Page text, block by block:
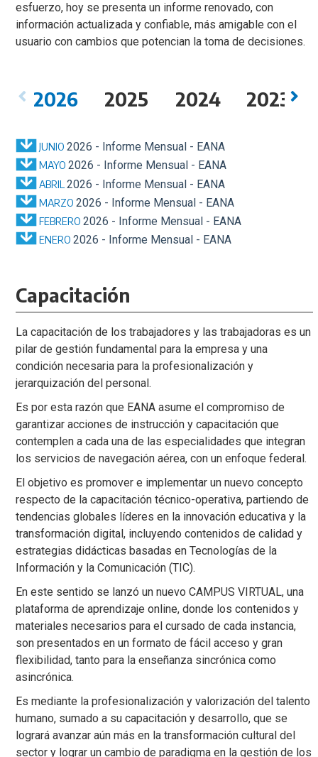
esfuerzo, hoy se presenta un informe renovado, con
información actualizada y confiable, más amigable con el
usuario con cambios que potencian la toma de decisiones.
2026 2025 2024 2023
JUNIO2026 - Informe Mensual - EANA
MAYO2026 - Informe Mensual - EANA
ABRIL2026 - Informe Mensual - EANA
MARZO2026 - Informe Mensual - EANA
FEBRERO2026 - Informe Mensual - EANA
ENERO2026 - Informe Mensual - EANA
Capacitación
La capacitación de los trabajadores y las trabajadoras es un
pilar de gestión fundamental para la empresa y una
condición necesaria para la profesionalización y
jerarquización del personal.
Es por esta razón que EANA asume el compromiso de
garantizar acciones de instrucción y capacitación que
contemplen a cada una de las especialidades que integran
los servicios de navegación aérea, con un enfoque federal.
El objetivo es promover e implementar un nuevo concepto
respecto de la capacitación técnico-operativa, partiendo de
tendencias globales líderes en la innovación educativa y la
transformación digital, incluyendo contenidos de calidad y
estrategias didácticas basadas en Tecnologías de la
Información y la Comunicación (TIC).
En este sentido se lanzó un nuevo CAMPUS VIRTUAL, una
plataforma de aprendizaje online, donde los contenidos y
materiales necesarios para el cursado de cada instancia,
son presentados en un formato de fácil acceso y gran
flexibilidad, tanto para la enseñanza sincrónica como
asincrónica.
Es mediante la profesionalización y valorización del talento
humano, sumado a su capacitación y desarrollo, que se
logrará avanzar aún más en la transformación cultural del
sector y lograr un cambio de paradigma en la gestión de los